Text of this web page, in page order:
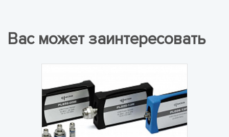
Вас может заинтересовать